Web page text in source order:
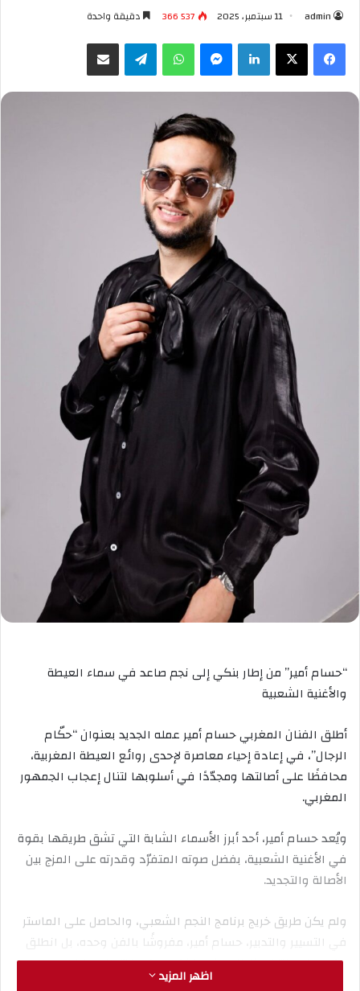
admin 11 سبتمبر، 2025 366 537 دقيقة واحدة
فيسبوك لينكدإن واتساب تيلقرام
“حسام أمير” من إطار بنكي إلى نجم صاعد في سماء العيطة
والأغنية الشعبية
أطلق الفنان المغربي حسام أمير عمله الجديد بعنوان “حكّام
الرجال”، في إعادة إحياء معاصرة لإحدى روائع العيطة المغربية،
محافظًا على أصالتها ومجدّدًا في أسلوبها لتنال إعجاب الجمهور
المغربي.
ويُعد حسام أمير، أحد أبرز الأسماء الشابة التي تشق طريقها بقوة
في الأغنية الشعبية، بفضل صوته المتفرّد وقدرته على المزج بين
الأصالة والتجديد.
ولم يكن طريق خريج برنامج النجم الشعبي، والحاصل على الماستر
في التسيير والتدبير، حسام أمير، مفروشًا بالفن وحده، بل انطلق
من مسار مختلف كإطار بنكي. لكن، وبين دفاتر الحسابات وصوت
الآلات الحاسبة والحواسيب، كان ينبض داخله حلم آخر، إذ اختار أن
اظهر المزيد